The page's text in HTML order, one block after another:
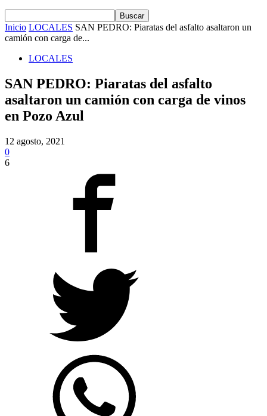
Inicio LOCALES SAN PEDRO: Piaratas del asfalto asaltaron un
camión con carga de...
LOCALES
SAN PEDRO: Piaratas del asfalto
asaltaron un camión con carga de vinos
en Pozo Azul
12 agosto, 2021
0
6